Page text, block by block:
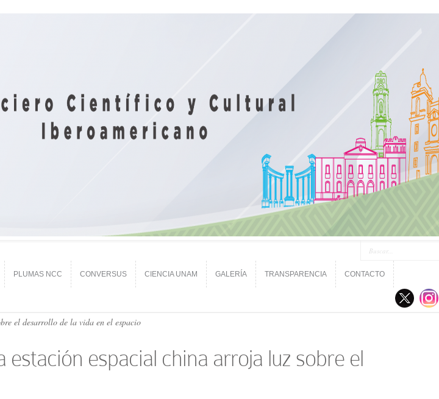
PLUMAS NCC CONVERSUS CIENCIA UNAM GALERÍA TRANSPARENCIA CONTACTO
el desarrollo de la vida en el espacio
espacial china arroja luz sobre el